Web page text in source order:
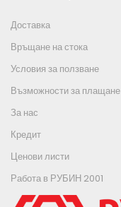
Доставка
Връщане на стока
Условия за ползване
Възможности за плащане
За нас
Кредит
Ценови листи
Работа в РУБИН 2001